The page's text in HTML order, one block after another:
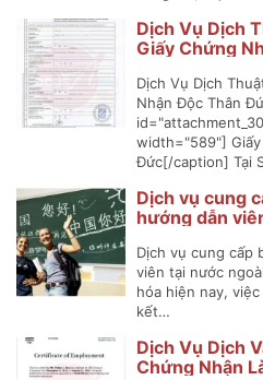
Dịch Vụ Dịch
Giấy Chứng
Dịch Vụ Dịch
Nhận Độc Thân
width="589"]
Đức[/caption] Tại
Dịch vụ cung
hướng dẫn
Dịch vụ cung cấp
viên tại nước
hóa hiện nay,
kết…
Dịch Vụ Dịch
Chứng Nhận